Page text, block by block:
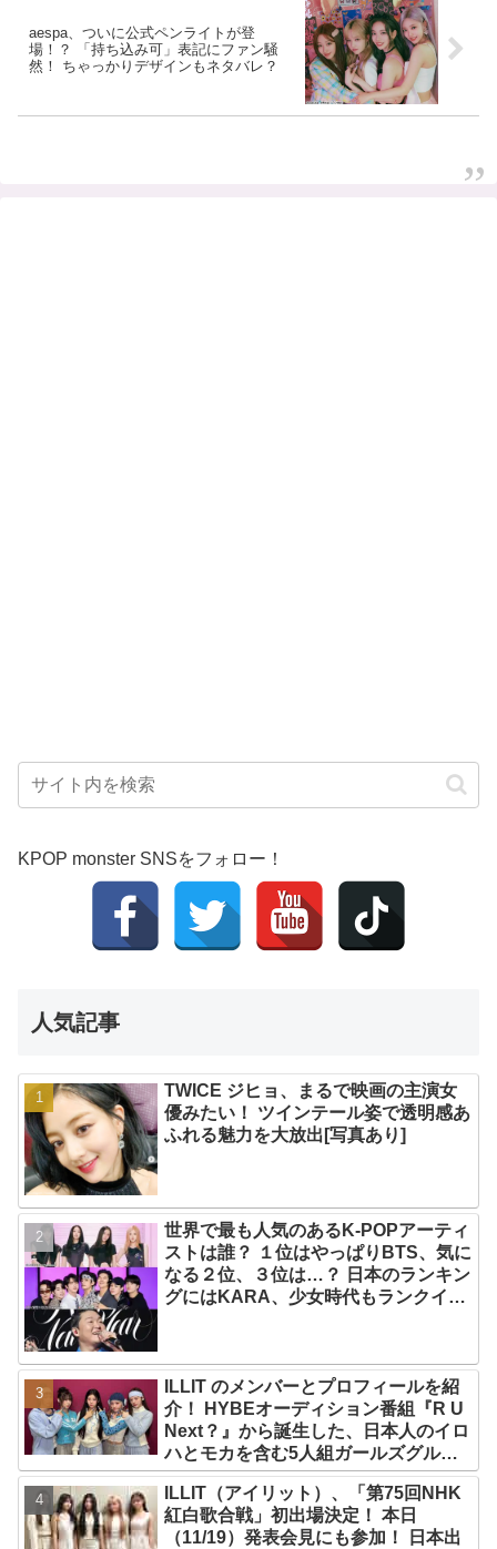
aespa、ついに公式ペンライトが登
場！？ 「持ち込み可」表記にファン騒
然！ ちゃっかりデザインもネタバレ？
KPOP monster SNSをフォロー！
人気記事
TWICE ジヒョ、まるで映画の主演女
優みたい！ ツインテール姿で透明感あ
ふれる魅力を大放出[写真あり]
世界で最も人気のあるK-POPアーティ
ストは誰？ １位はやっぱりBTS、気に
なる２位、３位は…？ 日本のランキン
グにはKARA、少女時代もランクイ
ILLIT のメンバーとプロフィールを紹
介！ HYBEオーディション番組『R U
Next？』から誕生した、日本人のイロ
ハとモカを含む5人組ガールズグルー
プ！ デビュー曲「Magnetic」がいき
なりの大ヒット
ILLIT（アイリット）、「第75回NHK
紅白歌合戦」初出場決定！ 本日
（11/19）発表会見にも参加！ 日本出